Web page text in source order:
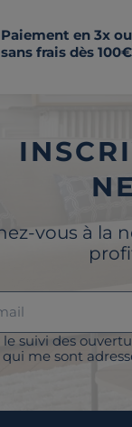
Paiement en 3x
sans frais dès 100€
vous à la
suivi des
me sont